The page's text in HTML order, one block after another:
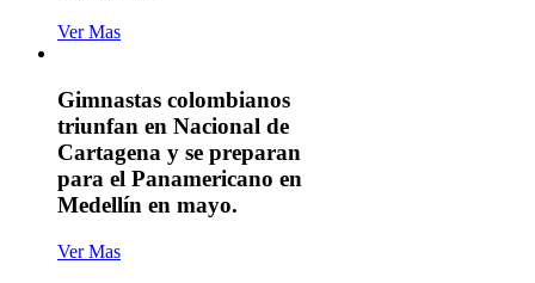
Ver Mas
Gimnastas colombianos
triunfan en Nacional de
Cartagena y se preparan
para el Panamericano en
Medellín en mayo.
Ver Mas